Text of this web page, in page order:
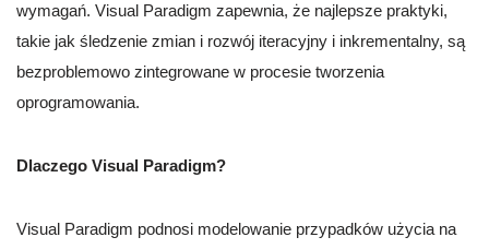
wymagań. Visual Paradigm zapewnia, że najlepsze praktyki,
takie jak śledzenie zmian i rozwój iteracyjny i inkrementalny, są
bezproblemowo zintegrowane w procesie tworzenia
oprogramowania.
Dlaczego Visual Paradigm?
Visual Paradigm podnosi modelowanie przypadków użycia na